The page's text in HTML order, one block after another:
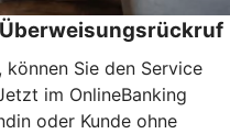
können Sie den Service
im OnlineBanking
oder Kunde ohne